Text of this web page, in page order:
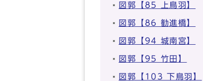
図郭【85 上鳥羽】
図郭【86 勧進橋】
図郭【94 城南宮】
図郭【95 竹田】
図郭【103 下鳥羽】